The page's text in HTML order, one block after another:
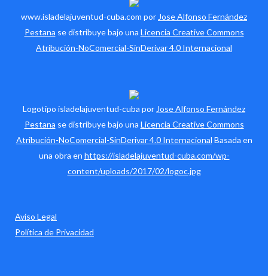
www.isladelajuventud-cuba.com por Jose Alfonso Fernández
Pestana se distribuye bajo una Licencia Creative Commons
Atribución-NoComercial-SinDerivar 4.0 Internacional
Logotipo isladelajuventud-cuba por Jose Alfonso Fernández
Pestana se distribuye bajo una Licencia Creative Commons
Atribución-NoComercial-SinDerivar 4.0 Internacional Basada en
una obra en https://isladelajuventud-cuba.com/wp-
content/uploads/2017/02/logoc.jpg
Aviso Legal
Política de Privacidad